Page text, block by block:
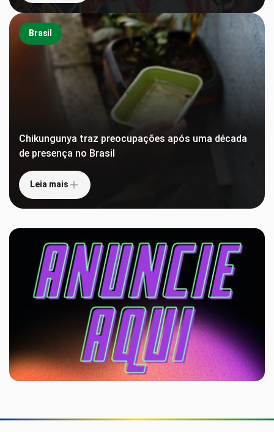
Brasil
Chikungunya traz preocupações após uma década
de presença no Brasil
Leia mais